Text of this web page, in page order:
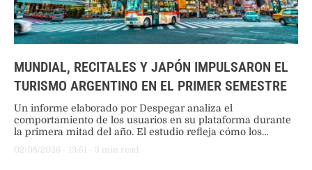
MUNDIAL, RECITALES Y JAPÓN IMPULSARON EL
TURISMO ARGENTINO EN EL PRIMER SEMESTRE
Un informe elaborado por Despegar analiza el
comportamiento de los usuarios en su plataforma durante
la primera mitad del año. El estudio refleja cómo los
la consolidación de nuevos destinos, transformaron la
02/08/2026 - 13:51 - 3 min read